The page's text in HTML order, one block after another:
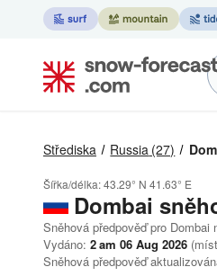
Střediska Russia (27)
Šířka/délka:43.29° N 41.63° E
Dombai
Sněhová předpověď pro Dombai
Vydáno: 2 am 06 Aug 2026
Sněhová předpověď